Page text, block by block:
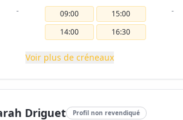
-
09:00
14:00
15:00
16:30
-
Voir plus de créneaux
Driguet Profil non revendiqué